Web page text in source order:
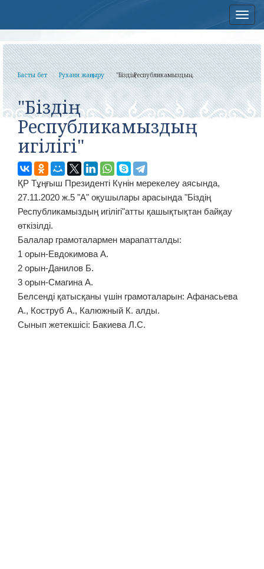
Басты бет Рухани жаңғыру "Біздің Республикамыздың...
"Біздің
Республикамыздың
игілігі"
ҚР Тұңғыш Президенті Күнін мерекелеу аясында,
27.11.2020 ж.5 "А" оқушылары арасында "Біздің
Республикамыздың игілігі"атты қашықтықтан байқау
өткізілді.
Балалар грамоталармен марапатталды:
1 орын-Евдокимова А.
2 орын-Данилов Б.
3 орын-Смагина А.
Белсенді қатысқаны үшін грамоталарын: Афанасьева
А., Коструб А., Калюжный К. алды.
Сынып жетекшісі: Бакиева Л.С.